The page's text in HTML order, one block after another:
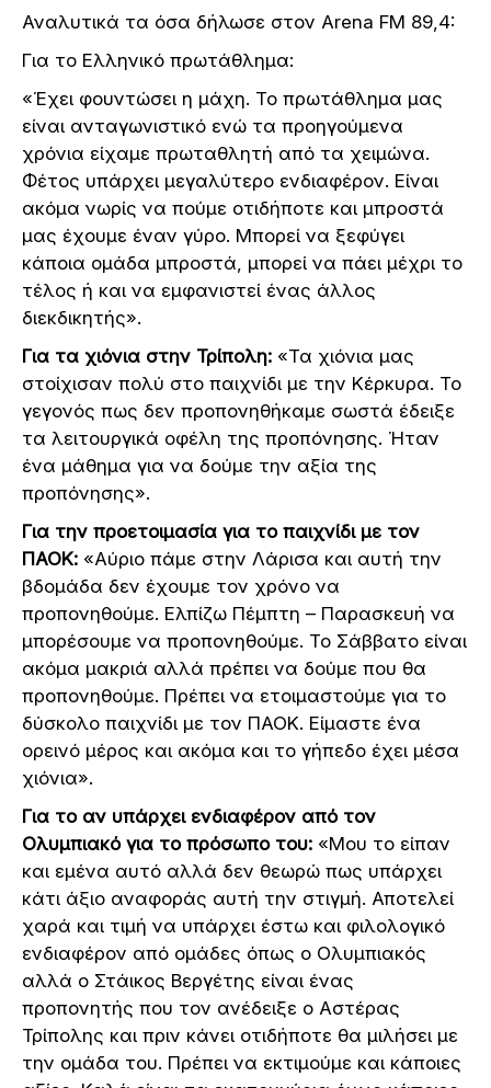
Αναλυτικά τα όσα δήλωσε στον Arena FM 89,4:
Για το Ελληνικό πρωτάθλημα:
«Έχει φουντώσει η μάχη. Το πρωτάθλημα μας
είναι ανταγωνιστικό ενώ τα προηγούμενα
χρόνια είχαμε πρωταθλητή από τα χειμώνα.
Φέτος υπάρχει μεγαλύτερο ενδιαφέρον. Είναι
ακόμα νωρίς να πούμε οτιδήποτε και μπροστά
μας έχουμε έναν γύρο. Μπορεί να ξεφύγει
κάποια ομάδα μπροστά, μπορεί να πάει μέχρι το
τέλος ή και να εμφανιστεί ένας άλλος
διεκδικητής».
Για τα χιόνια στην Τρίπολη: «Τα χιόνια μας
στοίχισαν πολύ στο παιχνίδι με την Κέρκυρα. Το
γεγονός πως δεν προπονηθήκαμε σωστά έδειξε
τα λειτουργικά οφέλη της προπόνησης. Ήταν
ένα μάθημα για να δούμε την αξία της
προπόνησης».
Για την προετοιμασία για το παιχνίδι με τον
ΠΑΟΚ: «Αύριο πάμε στην Λάρισα και αυτή την
βδομάδα δεν έχουμε τον χρόνο να
προπονηθούμε. Ελπίζω Πέμπτη – Παρασκευή να
μπορέσουμε να προπονηθούμε. Το Σάββατο είναι
ακόμα μακριά αλλά πρέπει να δούμε που θα
προπονηθούμε. Πρέπει να ετοιμαστούμε για το
δύσκολο παιχνίδι με τον ΠΑΟΚ. Είμαστε ένα
ορεινό μέρος και ακόμα και το γήπεδο έχει μέσα
χιόνια».
Για το αν υπάρχει ενδιαφέρον από τον
Ολυμπιακό για το πρόσωπο του: «Μου το είπαν
και εμένα αυτό αλλά δεν θεωρώ πως υπάρχει
κάτι άξιο αναφοράς αυτή την στιγμή. Αποτελεί
χαρά και τιμή να υπάρχει έστω και φιλολογικό
ενδιαφέρον από ομάδες όπως ο Ολυμπιακός
αλλά ο Στάικος Βεργέτης είναι ένας
προπονητής που τον ανέδειξε ο Αστέρας
Τρίπολης και πριν κάνει οτιδήποτε θα μιλήσει με
την ομάδα του. Πρέπει να εκτιμούμε και κάποιες